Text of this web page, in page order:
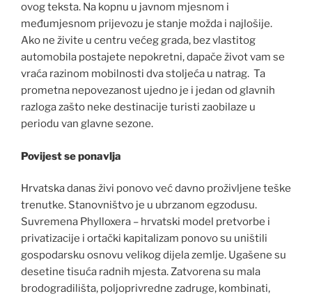
ovog teksta. Na kopnu u javnom mjesnom i
međumjesnom prijevozu je stanje možda i najlošije.
Ako ne živite u centru većeg grada, bez vlastitog
automobila postajete nepokretni, dapače život vam se
vraća razinom mobilnosti dva stoljeća u natrag. Ta
prometna nepovezanost ujedno je i jedan od glavnih
razloga zašto neke destinacije turisti zaobilaze u
periodu van glavne sezone.
Povijest se ponavlja
Hrvatska danas živi ponovo već davno proživljene teške
trenutke. Stanovništvo je u ubrzanom egzodusu.
Suvremena Phylloxera – hrvatski model pretvorbe i
privatizacije i ortački kapitalizam ponovo su uništili
gospodarsku osnovu velikog dijela zemlje. Ugašene su
desetine tisuća radnih mjesta. Zatvorena su mala
brodogradilišta, poljoprivredne zadruge, kombinati,